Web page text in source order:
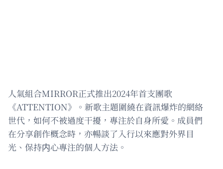
人氣組合MIRROR正式推出2024年首支團歌
《ATTENTION》。新歌主題圍繞在資訊爆炸的網絡
世代，如何不被過度干擾，專注於自身所愛。成員們
在分享創作概念時，亦暢談了入行以來應對外界目
光、保持内心專注的個人方法。